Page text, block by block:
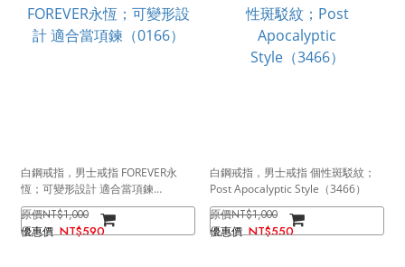
白鋼戒指，男士戒指 FOREVER永
恆；可變形設計 適合當項鍊
（0166）
NT$1,000
NT$590
白鋼戒指，男士戒指 個性斑駁紋；
Post Apocalyptic Style（3466）
NT$1,000
NT$550